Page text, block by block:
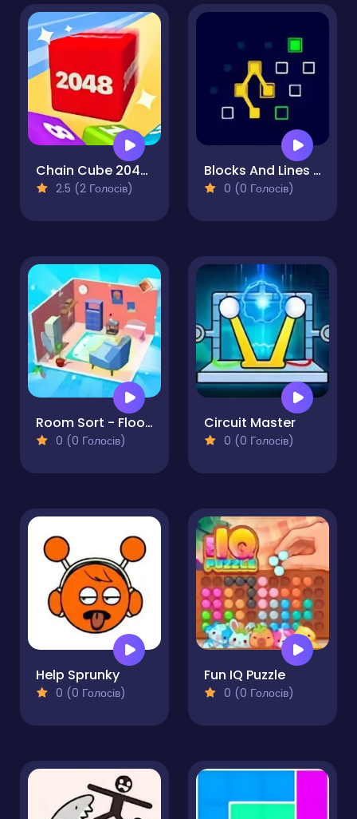
Chain Cube 2048 3D
2.5 (2 Голосів)
Blocks And Lines - Puzzle
0 (0 Голосів)
Room Sort - Floor Plan
0 (0 Голосів)
Circuit Master
0 (0 Голосів)
Help Sprunky
0 (0 Голосів)
Fun IQ Puzzle
0 (0 Голосів)